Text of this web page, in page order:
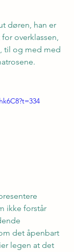
ut døren, han er
overklassen,
til og med med
ikke forstår
det åpenbart
legen at det